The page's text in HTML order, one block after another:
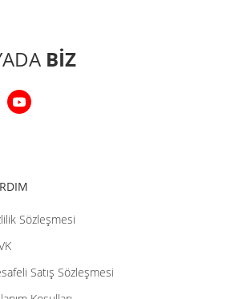
BİZ
Sözleşmesi
Satış Sözleşmesi